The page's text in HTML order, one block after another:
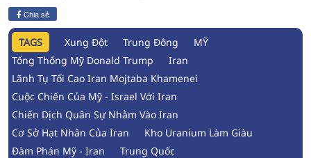
Chia sẻ
TAGS Xung Đột Trung Đông
MỸ
Tổng Thống Mỹ Donald Trump
Iran
Lãnh Tụ Tối Cao Iran Mojtaba Khamenei
Cuộc Chiến Của Mỹ - Israel Với Iran
Chiến Dịch Quân Sự Nhằm Vào Iran
Cơ Sở Hạt Nhân Của Iran
Kho Uranium Làm Giàu
Đàm Phán Mỹ - Iran
Trung Quốc